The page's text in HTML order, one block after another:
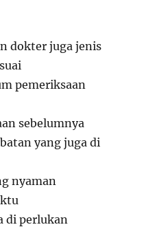
dokter juga jenis
pemeriksaan
sebelumnya
yang juga di
nyaman
di perlukan